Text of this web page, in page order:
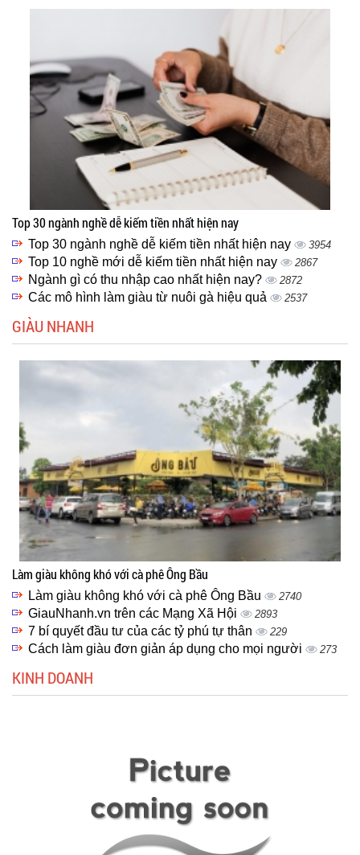
Top 30 ngành nghề dễ kiếm tiền nhất hiện nay
Top 30 ngành nghề dễ kiếm tiền nhất hiện nay 3954
Top 10 nghề mới dễ kiếm tiền nhất hiện nay 2867
Ngành gì có thu nhập cao nhất hiện nay? 2872
Các mô hình làm giàu từ nuôi gà hiệu quả 2537
GIÀU NHANH
Làm giàu không khó với cà phê Ông Bầu
Làm giàu không khó với cà phê Ông Bầu 2740
GiauNhanh.vn trên các Mạng Xã Hội 2893
7 bí quyết đầu tư của các tỷ phú tự thân 229
Cách làm giàu đơn giản áp dụng cho mọi người 273
KINH DOANH